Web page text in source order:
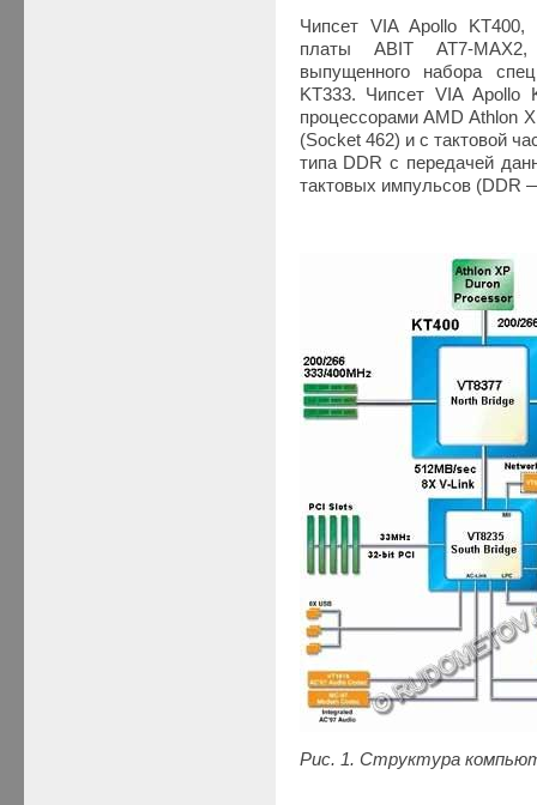
Чипсет VIA Apollo KT400,
платы ABIT AT7-
выпущенного набора
KT333. Чипсет VIA Apollo
процессорами AMD Athlon
(Socket 462) и с тактовой
типа DDR с передачей
тактовых импульсов (DDR
Рис. 1. Структура